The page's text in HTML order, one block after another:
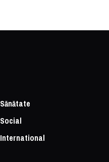
Sănătate
Social
International